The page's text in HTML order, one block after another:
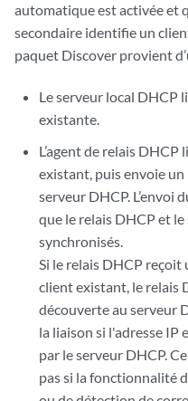
automatique est activée et
secondaire identifie un
paquet Discover provient
Le serveur local DHCP
existante.
L’agent de relais
existant, puis envoie
serveur DHCP.
que le relais DHCP et
synchronisés.
Si le relais DHCP reçoit
client existant, le relais
découverte au serveur
la liaison si l'adresse IP
par le serveur DHCP.
pas si la fonctionnalité